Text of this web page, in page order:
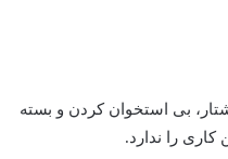
بی استخوان کردن و بسته
را ندارد.